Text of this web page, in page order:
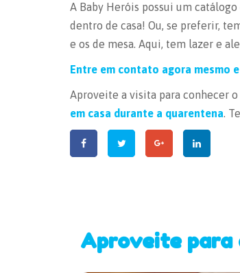
A Baby Heróis possui um
dentro de casa! Ou, se preferir,
e os de mesa. Aqui, tem lazer e
Entre em contato agora mesmo
Aproveite a visita para conhecer o
em casa durante a quarentena.
Aproveite para